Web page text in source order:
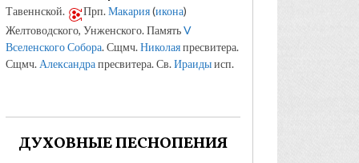
Тавеннской.
Прп.Макария(икона)
Желтоводского, Унженского. ПамятьV
Вселенского Собора. Сщмч.Николаяпресвитера.
Сщмч. Александрапресвитера. Св.Ираидыисп.
ДУХОВНЫЕ ПЕСНОПЕНИЯ